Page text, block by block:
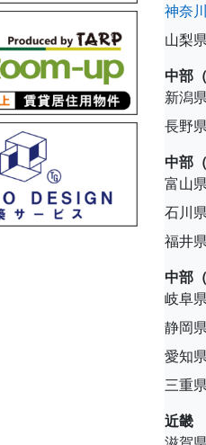
神奈
山梨県
中部
新潟県
長野県
中部
富山県
石川県
福井県
中部
岐阜県
静岡県
愛知県
三重県
近畿